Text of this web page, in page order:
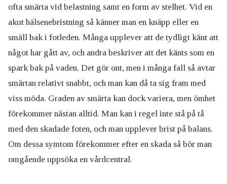
ofta smärta vid belastning samt en form av stelhet. Vid en
akut hälsenebristning så känner man en knäpp eller en
smäll bak i fotleden. Många upplever att de tydligt känt att
något har gått av, och andra beskriver att det känts som en
spark bak på vaden. Det gör ont, men i många fall så avtar
smärtan relativt snabbt, och man kan då ta sig fram med
viss möda. Graden av smärta kan dock variera, men ömhet
förekommer nästan alltid. Man kan i regel inte stå på tå
med den skadade foten, och man upplever brist på balans.
Om dessa symtom förekommer efter en skada så bör man
omgående uppsöka en vårdcentral.